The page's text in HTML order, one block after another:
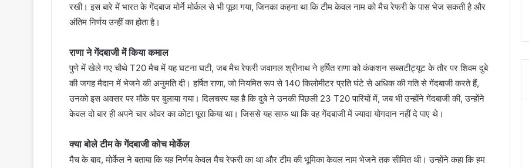
रखी। इस बारे में भारत के गेंदबाज मोर्ने मोर्कल से भी पूछा गया, जिनका कहना था कि टीम केवल नाम को मैच रेफरी के पास भेज सकती है और
अंतिम निर्णय उन्हीं का होता है।
राणा ने गेंदबाजी में किया कमाल
पुणे में खेले गए चौथे T20 मैच में यह घटना घटी, जब मैच रेफरी जवागल श्रीनाथ ने हर्षित राणा को कंकशन सब्सटीट्यूट के तौर पर शिवम दुबे
की जगह मैदान में भेजने की अनुमति दी। हर्षित राणा, जो नियमित रूप से 140 किलोमीटर प्रति घंटे से अधिक की गति से गेंदबाजी करते हैं,
उनको इस अवसर पर मौके पर बुलाया गया। दिलचस्प यह है कि दुबे ने उनकी पिछली 23 T20 पारियों में, जब भी उन्होंने गेंदबाजी की, उन्होंने
केवल दो बार ही अपने चार ओवर का कोटा पूरा किया था। जिससे यह साफ था कि वह गेंदबाजी में ज्यादा योगदान नहीं दे पाए थे।
क्या बोले टीम के गेंदबाजी कोच मोर्केल
मैच के बाद, मोर्केल ने बताया कि यह निर्णय केवल मैच रेफरी का था और टीम की भूमिका केवल नाम भेजने तक सीमित थी। उन्होंने कहा कि हम